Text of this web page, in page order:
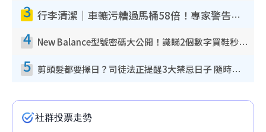
3 行李清潔｜車轆污糟過馬桶58倍！專家警告忌用酒精抹 教1招免污手除菌
4 New Balance型號密碼大公開！識睇2個數字買鞋秒知功能免中伏 附5大熱門鞋款
5 剪頭髮都要擇日？司徒法正提醒3大禁忌日子 隨時剪走財運！呢日剪髮恐「剪壽命」？